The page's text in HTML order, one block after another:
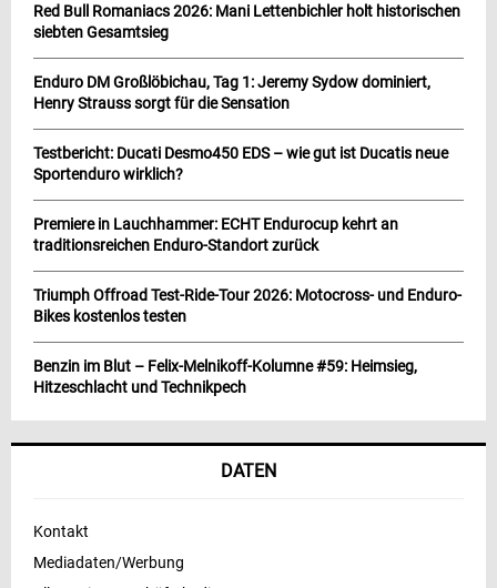
Red Bull Romaniacs 2026: Mani Lettenbichler holt historischen
siebten Gesamtsieg
Enduro DM Großlöbichau, Tag 1: Jeremy Sydow dominiert,
Henry Strauss sorgt für die Sensation
Testbericht: Ducati Desmo450 EDS – wie gut ist Ducatis neue
Sportenduro wirklich?
Premiere in Lauchhammer: ECHT Endurocup kehrt an
traditionsreichen Enduro-Standort zurück
Triumph Offroad Test-Ride-Tour 2026: Motocross- und Enduro-
Bikes kostenlos testen
Benzin im Blut – Felix-Melnikoff-Kolumne #59: Heimsieg,
Hitzeschlacht und Technikpech
DATEN
Kontakt
Mediadaten/Werbung